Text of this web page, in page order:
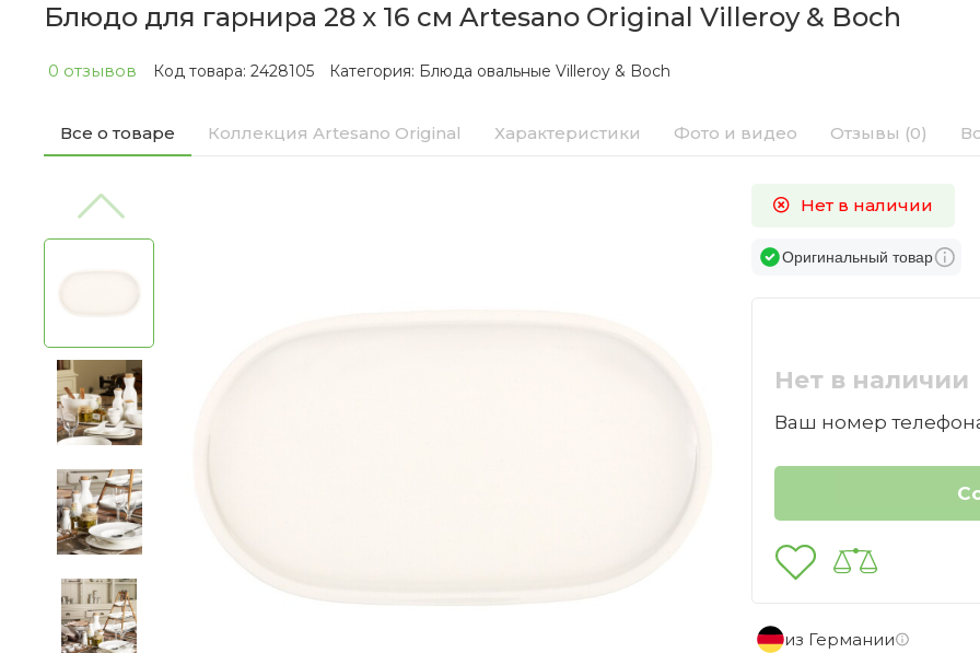
Блюдо для гарнира 28 х 16 см Artesano Original Villeroy & Boch
0 отзывов Код товара: 2428105 Категория: Блюда овальные Villeroy & Boch
Все о товаре Коллекция Artesano Original Характеристики Фото и видео Отзывы (0)
Нет в наличии
Оригинальный товар
Нет в наличии
Ваш номер
из Германии